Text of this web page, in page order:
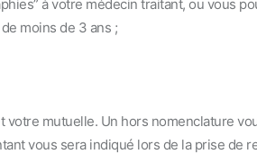
à votre médecin traitant, ou vous
moins de 3 ans ;
votre mutuelle. Un hors nomenclature
vous sera indiqué lors de la prise de